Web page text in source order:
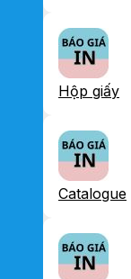
Hộp giấy
Catalogue